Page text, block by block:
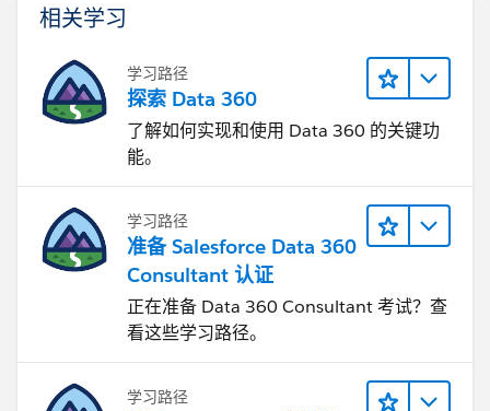
相关学习
学习路径
探索 Data 360
了解如何实现和使用 Data 360 的关键功
能。
学习路径
准备 Salesforce Data 360
Consultant 认证
正在准备 Data 360 Consultant 考试？查
看这些学习路径。
学习路径